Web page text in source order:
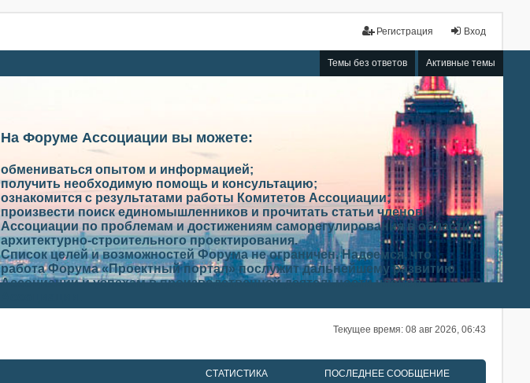
Вход
Регистрация
Темы без ответов Активные темы
На Форуме Ассоциации вы можете:
обмениваться опытом и информацией;
получить необходимую помощь и консультацию;
ознакомится с результатами работы Комитетов Ассоциации;
произвести поиск единомышленников и прочитать статьи членов
Ассоциации по проблемам и достижениям саморегулирования в области
архитектурно-строительного проектирования.
Список целей и возможностей Форума не ограничен. Надеемся, что
работа Форума «Проектный портал» послужит дальнейшему развитию
Ассоциации и успехам в производственной деятельности членов
Текущее время: 08 авг 2026, 06:43
СТАТИСТИКА ПОСЛЕДНЕЕ СООБЩЕНИЕ